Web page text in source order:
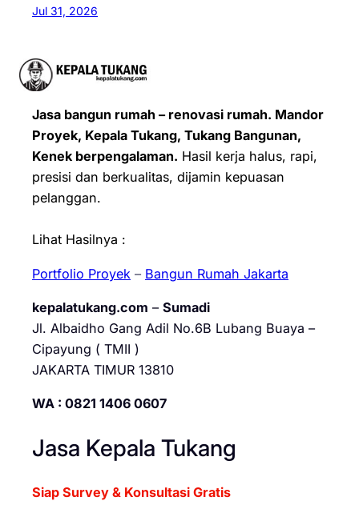
Jul 31, 2026
Jasa bangun rumah – renovasi rumah. Mandor
Proyek, Kepala Tukang, Tukang Bangunan,
Kenek berpengalaman. Hasil kerja halus, rapi,
presisi dan berkualitas, dijamin kepuasan
pelanggan.
Lihat Hasilnya :
Portfolio Proyek – Bangun Rumah Jakarta
kepalatukang.com – Sumadi
Jl. Albaidho Gang Adil No.6B Lubang Buaya –
Cipayung ( TMII )
JAKARTA TIMUR 13810
WA : 0821 1406 0607
Jasa Kepala Tukang
Siap Survey & Konsultasi Gratis